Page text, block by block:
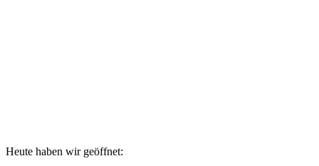
Heute haben wir geöffnet: